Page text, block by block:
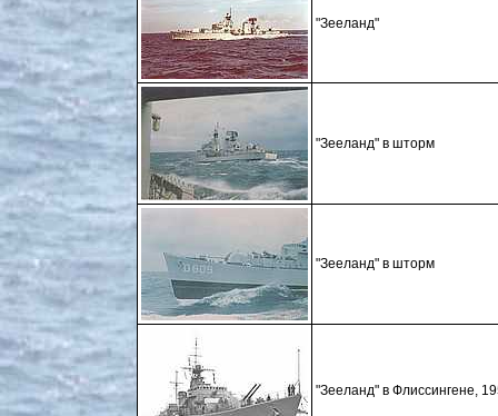
"Зееланд"
"Зееланд" в шторм
"Зееланд" в шторм
"Зееланд" в Флиссингене,